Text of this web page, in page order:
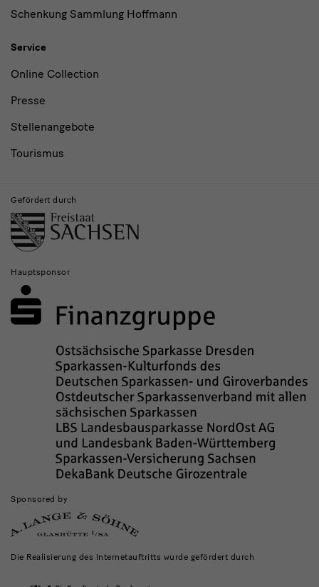
Schenkung Sammlung Hoffmann
Service
Online Collection
Presse
Stellenangebote
Tourismus
Gefördert durch
Hauptsponsor
Sponsored by
Die Realisierung des Internetauftritts wurde gefördert durch